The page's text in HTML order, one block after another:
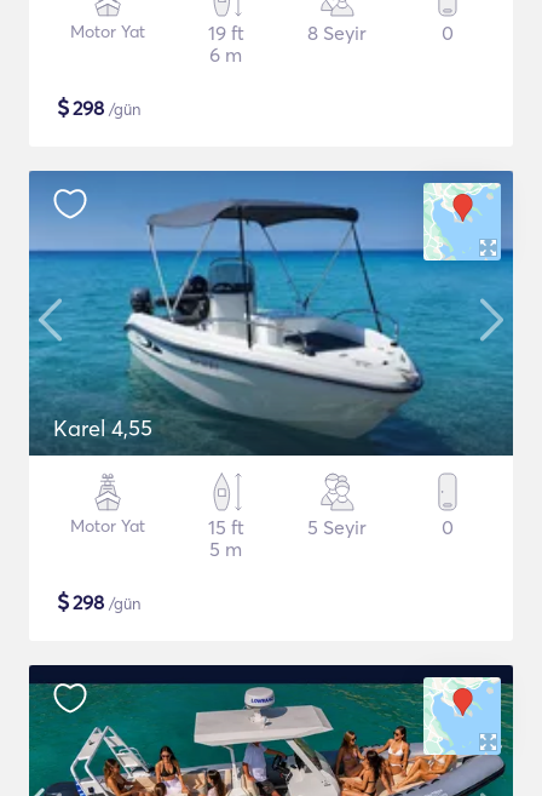
Motor Yat
19 ft
6 m
8 Seyir 0
$298 /gün
Karel 4,55
Motor Yat
15 ft
5 m
5 Seyir 0
$298 /gün